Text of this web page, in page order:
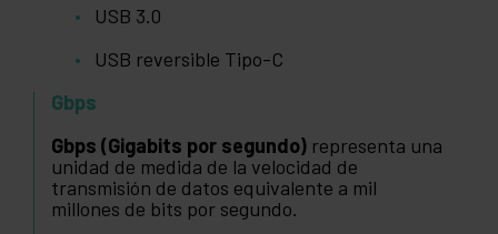
USB 3.0
USB reversible Tipo-C
Gbps
Gbps (Gigabits por segundo) representa una
unidad de medida de la velocidad de
transmisión de datos equivalente a mil
millones de bits por segundo.